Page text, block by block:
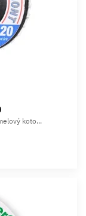
koto...